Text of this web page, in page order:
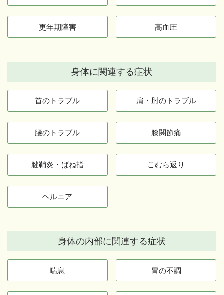
更年期障害 高血圧
身体に関連する症状
首のトラブル 肩・肘のトラブル
腰のトラブル 膝関節痛
腱鞘炎・ばね指 こむら返り
ヘルニア
身体の内部に関連する症状
喘息 胃の不調